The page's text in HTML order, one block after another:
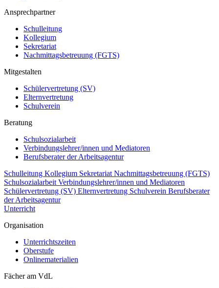
Ansprechpartner
Schulleitung
Kollegium
Sekretariat
Nachmittagsbetreuung (FGTS)
Mitgestalten
Schülervertretung (SV)
Elternvertretung
Schulverein
Beratung
Schulsozialarbeit
Verbindungslehrer/innen und Mediatoren
Berufsberater der Arbeitsagentur
Schulleitung Kollegium Sekretariat Nachmittagsbetreuung (FGTS)
Schulsozialarbeit Verbindungslehrer/innen und Mediatoren
Schülervertretung (SV) Elternvertretung Schulverein Berufsberater
der Arbeitsagentur
Unterricht
Organisation
Unterrichtszeiten
Oberstufe
Onlinematerialien
Fächer am VdL